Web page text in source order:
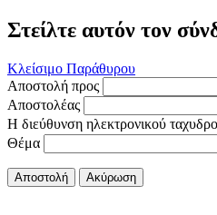
Στείλτε αυτόν τον
Κλείσιμο Παράθυρου
Αποστολή προς
Αποστολέας
Η διεύθυνση ηλεκτρονικού
Θέμα
Αποστολή Ακύρωση